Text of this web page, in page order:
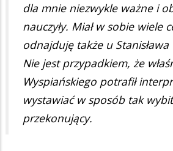
dla mnie niezwykle ważne i
nauczyły. Miał w sobie wiele
odnajduję także u
Nie jest przypadkiem, że
Wyspiańskiego potrafił
wystawiać w sposób tak
przekonujący.